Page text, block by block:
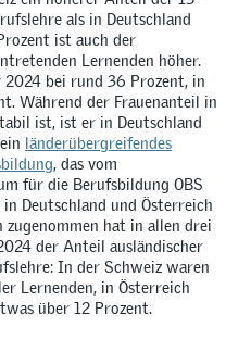
als in Deutschland
ist auch der
Lernenden höher.
bei rund 36 Prozent, in
Während der Frauenanteil in
ist, ist er in Deutschland
länderübergreifendes
, das vom
für die Berufsbildung OBS
Deutschland und Österreich
hat in allen drei
der Anteil ausländischer
In der Schweiz waren
Lernenden, in Österreich
über 12 Prozent.